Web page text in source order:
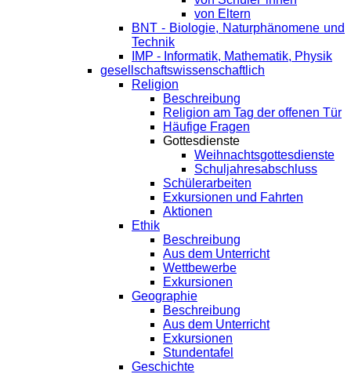
von Eltern
BNT - Biologie, Naturphänomene und
Technik
IMP - Informatik, Mathematik, Physik
gesellschaftswissenschaftlich
Religion
Beschreibung
Religion am Tag der offenen Tür
Häufige Fragen
Gottesdienste
Weihnachtsgottesdienste
Schuljahresabschluss
Schülerarbeiten
Exkursionen und Fahrten
Aktionen
Ethik
Beschreibung
Aus dem Unterricht
Wettbewerbe
Exkursionen
Geographie
Beschreibung
Aus dem Unterricht
Exkursionen
Stundentafel
Geschichte